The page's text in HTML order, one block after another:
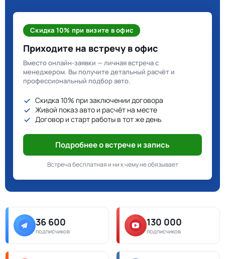
Скидка 10% при визите в офис
Приходите на встречу в офис
Вместо онлайн-заявки — личная встреча с
менеджером. Вы получите детальный расчёт и
профессиональный подбор авто.
Скидка 10% при заключении договора
Живой показ авто и расчёт на месте
Договор и старт работы в тот же день
Подробнее о встрече и запись
Встреча бесплатная и ни к чему не обязывает
36 600
подписчиков
130 000
подписчиков